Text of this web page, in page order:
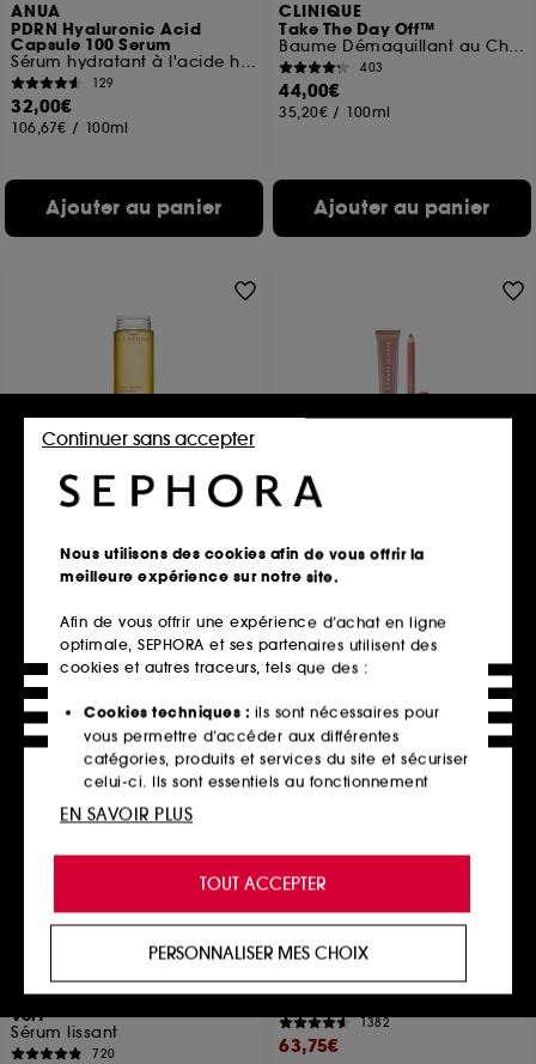
ANUA
PDRN Hyaluronic Acid
Capsule 100 Serum
Sérum hydratant à l'acide hyaluronique
129
32,00€
106,67€ / 100ml
Ajouter au panier
CLINIQUE
Take The Day Off™
Baume Démaquillant au Charbon
403
44,00€
35,20€ / 100ml
Ajouter au panier
CLARINS
Lotion Tonique Hydratante -
À partir de31,00€
2 contenances disponibles
Ajouter au panier
SUMMER FRIDAYS
Combo lèvres
48,00€
2 produits
Sérum Raffermissant au
Rétinol et PDRN de Thé
Vert™
Sérum lissant
720
CLARINS
Multi-Active Jour
Crème lissante, booster d'éclat, toutes peaux
1382
63,75€
Offre fidélité web
Nous utilisons des cookies afin de vous offrir la
meilleure expérience sur notre site.
Afin de vous offrir une expérience d’achat en ligne
optimale, SEPHORA et ses partenaires utilisent des
cookies et autres traceurs, tels que des :
Cookies techniques : ils sont nécessaires pour
vous permettre d’accéder aux différentes
catégories, produits et services du site et sécuriser
celui-ci. Ils sont essentiels au fonctionnement
technique du site et ne peuvent être désactivés.
de vous offrir une expérience enrichie et
personnalisée en vous recommandant des
produits, des services et des contenus qui
proposer des offres promotionnelles adaptées à
votre profil.
Cookies réseaux sociaux et publicité :ils sont
utilisés pour vous présenter du contenu susceptible
TOUT ACCEPTER
Continuer sans accepter
PERSONNALISER MES CHOIX
EN SAVOIR PLUS